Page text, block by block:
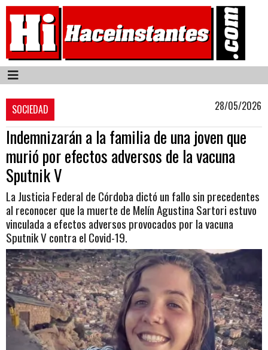
SOCIEDAD 28/05/2026
Indemnizarán a la familia de una joven que
murió por efectos adversos de la vacuna
Sputnik V
La Justicia Federal de Córdoba dictó un fallo sin precedentes
al reconocer que la muerte de Melín Agustina Sartori estuvo
vinculada a efectos adversos provocados por la vacuna
Sputnik V contra el Covid-19.